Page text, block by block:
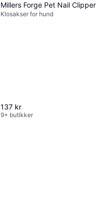
Millers Forge Pet Nail Clipper
Klosakser for hund
137 kr
9+ butikker